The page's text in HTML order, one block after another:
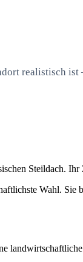
realistisch
Steildach.
Wahl.